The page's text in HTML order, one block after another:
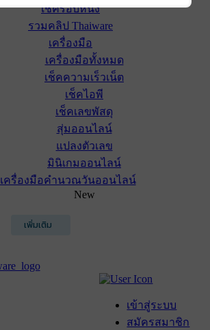
เช็ครอบหนัง
รวมคลิป Thaiware
เครื่องมือ
เครื่องมือทั้งหมด
เช็คความเร็วเน็ต
เช็คไอพี
เช็คเลขพัสดุ
สุ่มออนไลน์
แปลงตัวเลข
มินิเกมออนไลน์
เครื่องมือคำนวณวันออนไลน์
New
เพิ่มเติม
เข้าสู่ระบบ
สมัครสมาชิก